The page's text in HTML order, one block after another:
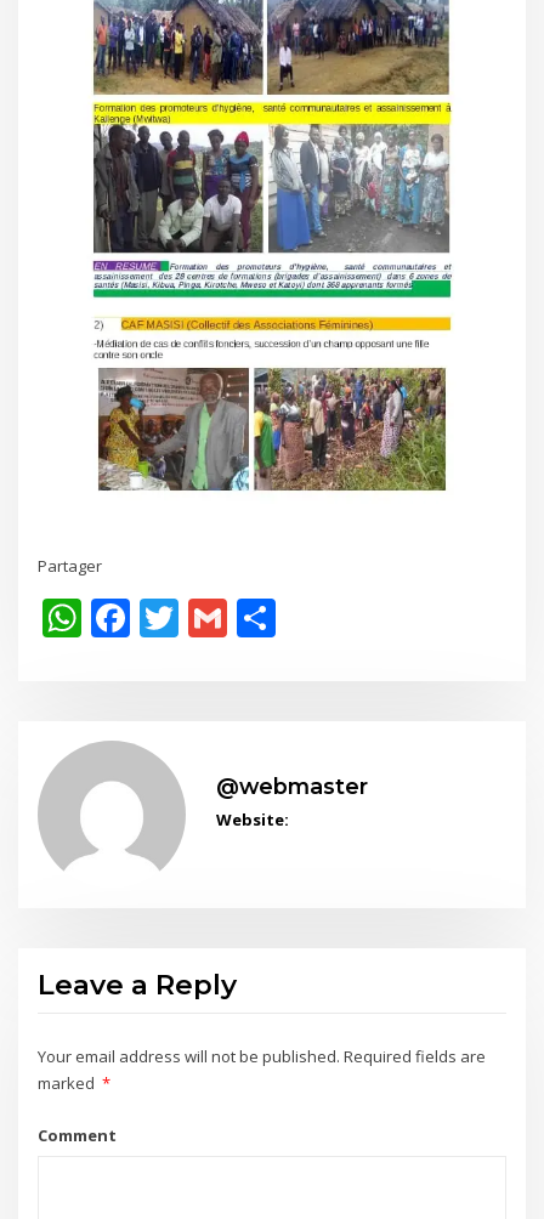
Partager
WhatsApp
Facebook
Twitter
Gmail
@webmaster
Website:
Leave a Reply
Your email address will not be published. Required fields are
marked *
Comment